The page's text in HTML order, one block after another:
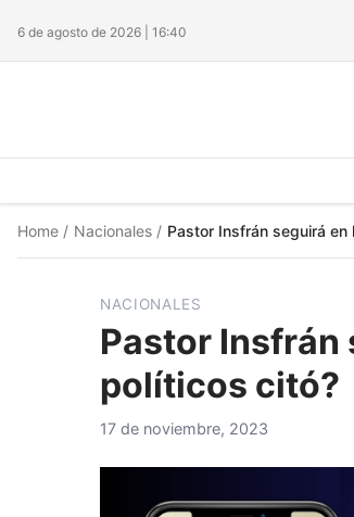
6 de agosto de 2026 | 16:40
Home / Nacionales / Pastor Insfrán seguirá
NACIONALES
Pastor Insfrán
políticos citó?
17 de noviembre, 2023